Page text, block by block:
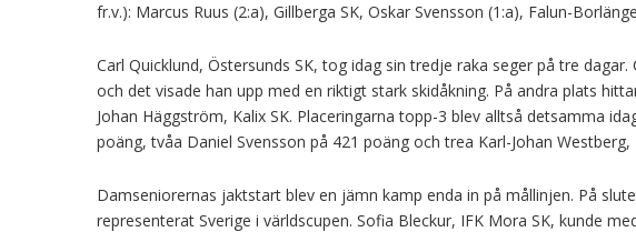
fr.v.): Marcus Ruus (2:a), Gillberga SK, Oskar Svensson (1:a), Falun-
Carl Quicklund, Östersunds SK, tog idag sin tredje raka seger på tre
och det visade han upp med en riktigt stark skidåkning. På andra plats
Johan Häggström, Kalix SK. Placeringarna topp-3 blev alltså detsamma
poäng, tvåa Daniel Svensson på 421 poäng och trea Karl-Johan
Damseniorernas jaktstart blev en jämn kamp enda in på mållinjen. På
representerat Sverige i världscupen. Sofia Bleckur, IFK Mora SK, kunde